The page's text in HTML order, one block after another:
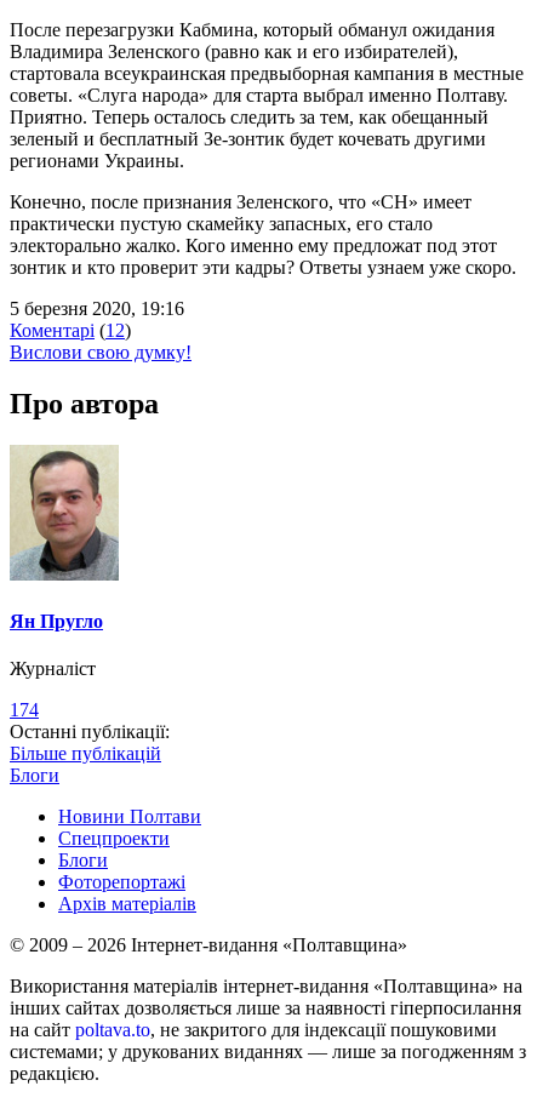
После перезагрузки Кабмина, который обманул ожидания
Владимира Зеленского (равно как и его избирателей),
стартовала всеукраинская предвыборная кампания в местные
советы. «Слуга народа» для старта выбрал именно Полтаву.
Приятно. Теперь осталось следить за тем, как обещанный
зеленый и бесплатный Зе-зонтик будет кочевать другими
регионами Украины.
Конечно, после признания Зеленского, что «СН» имеет
практически пустую скамейку запасных, его стало
электорально жалко. Кого именно ему предложат под этот
зонтик и кто проверит эти кадры? Ответы узнаем уже скоро.
5 березня 2020, 19:16
Коментарі (12)
Вислови свою думку!
Про автора
Ян Пругло
Журналіст
174
Останні публікації:
Більше публікацій
Блоги
Новини Полтави
Спецпроекти
Блоги
Фоторепортажі
Архів матеріалів
© 2009 – 2026 Інтернет-видання «Полтавщина»
Використання матеріалів інтернет-видання «Полтавщина» на
інших сайтах дозволяється лише за наявності гіперпосилання
на сайт poltava.to, не закритого для індексації пошуковими
системами; у друкованих виданнях — лише за погодженням з
редакцією.